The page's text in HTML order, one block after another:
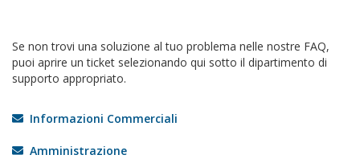
Se non trovi una soluzione al tuo problema nelle nostre FAQ,
puoi aprire un ticket selezionando qui sotto il dipartimento di
supporto appropriato.
Informazioni Commerciali
Amministrazione